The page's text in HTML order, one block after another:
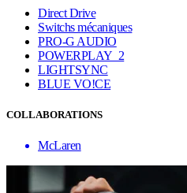
Direct Drive
Switchs mécaniques
PRO-G AUDIO
POWERPLAY 2
LIGHTSYNC
BLUE VO!CE
COLLABORATIONS
McLaren